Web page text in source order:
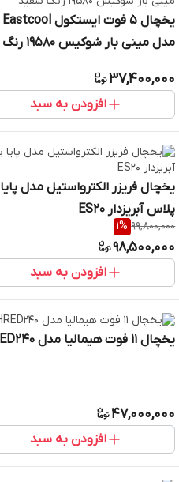
یخچال 5 فوت ایستکول Eastcool
مدل مینی بار شوکیس 19580 رنگ
37,400,000
افزودن به سبد
یخچال فریزر الکترواستیل مدل پایا
پلاس آبریزدار ES20
99,800,000
1%
98,500,000
افزودن به سبد
یخچال 11 فوت هیمالیا مدل HRED240
47,000,000
افزودن به سبد